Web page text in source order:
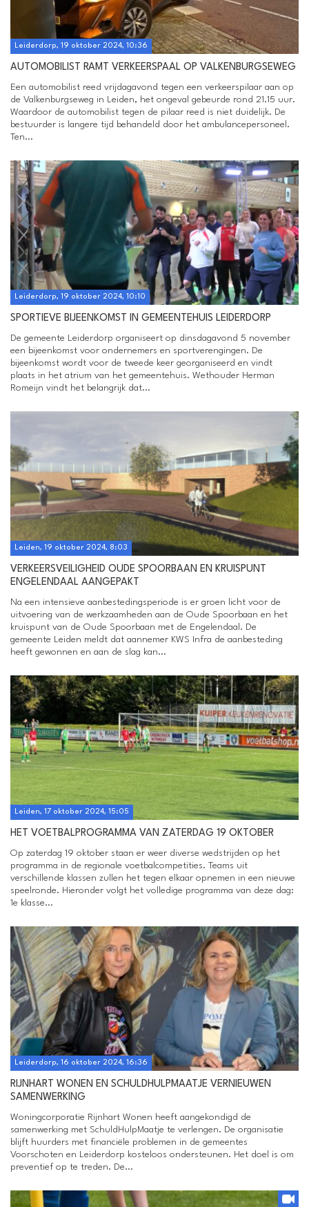
Leiderdorp, 19 oktober 2024, 10:36
AUTOMOBILIST RAMT VERKEERSPAAL OP VALKENBURGSEWEG
Een automobilist reed vrijdagavond tegen een verkeerspilaar aan op
de Valkenburgseweg in Leiden, het ongeval gebeurde rond 21.15 uur.
Waardoor de automobilist tegen de pilaar reed is niet duidelijk. De
bestuurder is langere tijd behandeld door het ambulancepersoneel.
Ten...
Leiderdorp, 19 oktober 2024, 10:10
SPORTIEVE BIJEENKOMST IN GEMEENTEHUIS LEIDERDORP
De gemeente Leiderdorp organiseert op dinsdagavond 5 november
een bijeenkomst voor ondernemers en sportverengingen. De
bijeenkomst wordt voor de tweede keer georganiseerd en vindt
plaats in het atrium van het gemeentehuis. Wethouder Herman
Romeijn vindt het belangrijk dat...
Leiden, 19 oktober 2024, 8:03
VERKEERSVEILIGHEID OUDE SPOORBAAN EN KRUISPUNT
ENGELENDAAL AANGEPAKT
Na een intensieve aanbestedingsperiode is er groen licht voor de
uitvoering van de werkzaamheden aan de Oude Spoorbaan en het
kruispunt van de Oude Spoorbaan met de Engelendaal. De
gemeente Leiden meldt dat aannemer KWS Infra de aanbesteding
heeft gewonnen en aan de slag kan...
Leiden, 17 oktober 2024, 15:05
HET VOETBALPROGRAMMA VAN ZATERDAG 19 OKTOBER
Op zaterdag 19 oktober staan er weer diverse wedstrijden op het
programma in de regionale voetbalcompetities. Teams uit
verschillende klassen zullen het tegen elkaar opnemen in een nieuwe
speelronde. Hieronder volgt het volledige programma van deze dag:
1e klasse...
Leiderdorp, 16 oktober 2024, 16:36
RIJNHART WONEN EN SCHULDHULPMAATJE VERNIEUWEN
SAMENWERKING
Woningcorporatie Rijnhart Wonen heeft aangekondigd de
samenwerking met SchuldHulpMaatje te verlengen. De organisatie
blijft huurders met financiële problemen in de gemeentes
Voorschoten en Leiderdorp kosteloos ondersteunen. Het doel is om
preventief op te treden. De...